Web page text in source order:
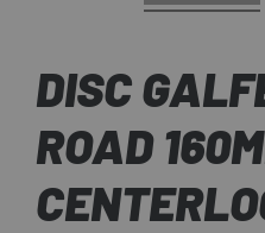
DISC
ROAD